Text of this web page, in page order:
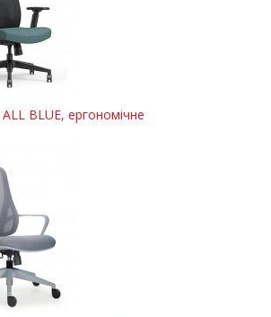
BLUE, ергономічне